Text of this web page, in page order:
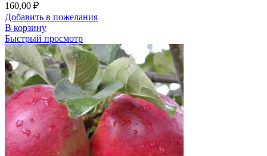
160,00 ₽
Добавить в пожелания
В корзину
Быстрый просмотр